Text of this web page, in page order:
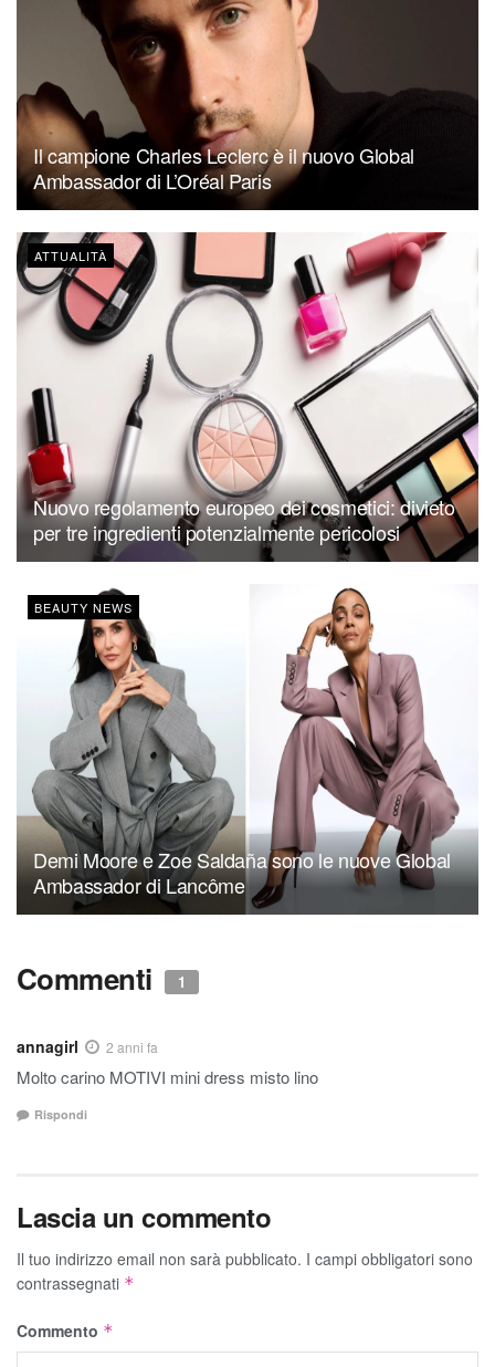
Il campione Charles Leclerc è il nuovo Global
Ambassador di L’Oréal Paris
ATTUALITÀ
Nuovo regolamento europeo dei cosmetici: divieto
per tre ingredienti potenzialmente pericolosi
BEAUTY NEWS
Demi Moore e Zoe Saldaña sono le nuove Global
Ambassador di Lancôme
Commenti 1
annagirl 2 anni fa
Molto carino MOTIVI mini dress misto lino
Rispondi
Lascia un commento
Il tuo indirizzo email non sarà pubblicato. I campi obbligatori sono
contrassegnati *
Commento *